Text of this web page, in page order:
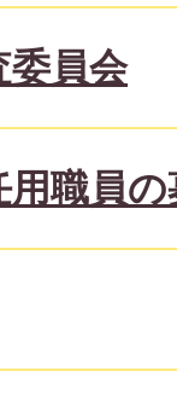
委員会
職員の